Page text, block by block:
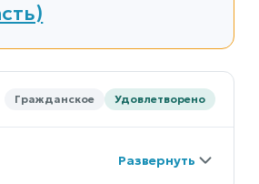
Гражданское Удовлетворено